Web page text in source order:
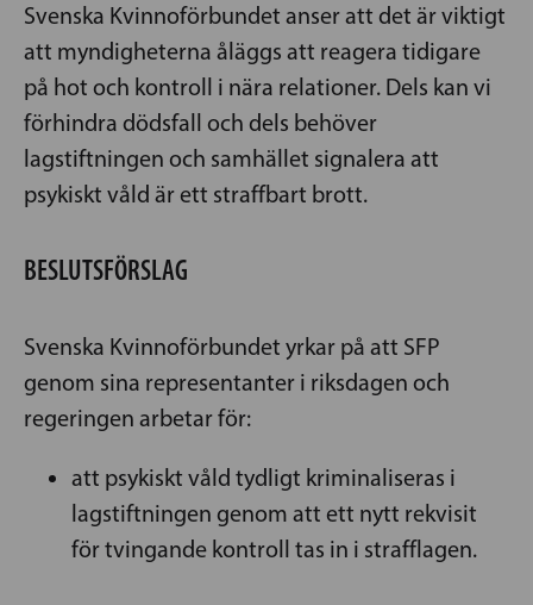
Svenska Kvinnoförbundet anser att det är viktigt
att myndigheterna åläggs att reagera tidigare
på hot och kontroll i nära relationer. Dels kan vi
förhindra dödsfall och dels behöver
lagstiftningen och samhället signalera att
psykiskt våld är ett straffbart brott.
BESLUTSFÖRSLAG
Svenska Kvinnoförbundet yrkar på att SFP
genom sina representanter i riksdagen och
regeringen arbetar för:
att psykiskt våld tydligt kriminaliseras i
lagstiftningen genom att ett nytt rekvisit
för tvingande kontroll tas in i strafflagen.